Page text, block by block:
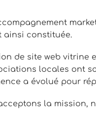
ainsi constituée.
de site web
locales
a évolué pour
la mission,